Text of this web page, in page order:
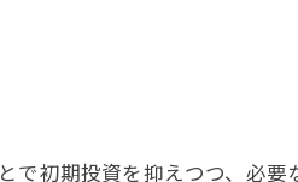
で初期投資を抑えつつ、必要